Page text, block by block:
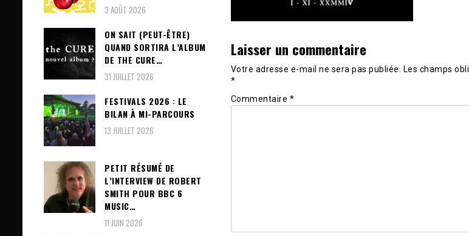
Laisser un commentaire
Votre adresse e-mail ne sera pas publiée.
Les champs
*
Commentaire *
3 AOÛT 2026
ON SAIT (PEUT-ÊTRE)
QUAND SORTIRA L’ALBUM
DE THE CURE…
31 JUILLET 2026
FESTIVALS 2026 : LE
BILAN À MI-PARCOURS
13 JUILLET 2026
PETIT RÉSUMÉ DE
L’INTERVIEW DE ROBERT
SMITH POUR BBC 6
MUSIC…
11 JUIN 2026